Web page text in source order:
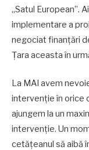
„Satul European”.
implementare a
negociat finanțări
Țara aceasta în
La MAI avem
intervenție în orice
ajungem la un
intervenție. Un
cetățeanul să aibă